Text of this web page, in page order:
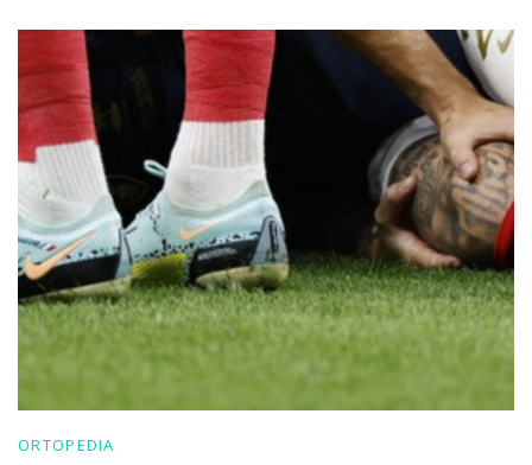
ORTOPEDIA